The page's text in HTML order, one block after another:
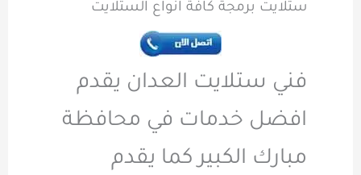
ستلايت برمجة كافة انواع الستلايت
فني ستلايت العدان يقدم
افضل خدمات في محافظة
مبارك الكبير كما يقدم